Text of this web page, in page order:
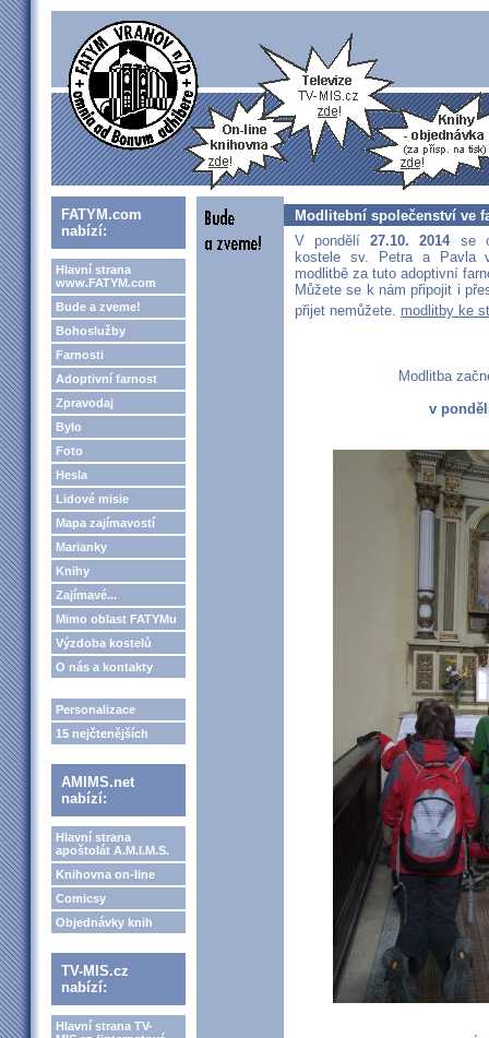
FATYM.com
nabízí:
Hlavní strana
www.FATYM.com
Bude a zveme!
Bohoslužby
Farnosti
Adoptivní farnost
Zpravodaj
Bylo
Foto
Hesla
Lidové misie
Mapa zajímavostí
Marianky
Knihy
Zajímavé...
Mimo oblast FATYMu
Výzdoba kostelů
O nás a kontakty
Personalizace
15 nejčtenějších
AMIMS.net
nabízí:
Hlavní strana
apoštolát A.M.I.M.S.
Knihovna on-line
Comicsy
Objednávky knih
TV-MIS.cz
nabízí:
Hlavní strana TV-
Modlitební společenství ve
V pondělí27.10. 2014se
kostele sv. Petra a Pavla
modlitbě za tuto adoptivní
Můžete se k nám připojit i
přijet nemůžete. modlitby ke
Modlitba
v